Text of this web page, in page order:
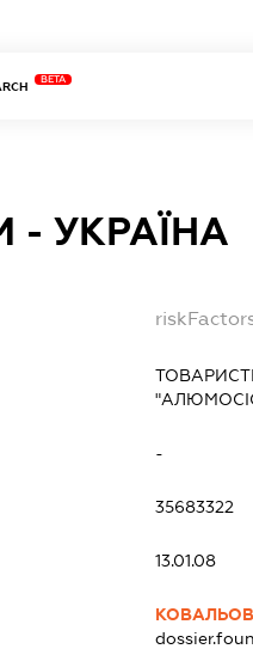
BETA
- УКРАЇНА
-
35683322
13.01.08